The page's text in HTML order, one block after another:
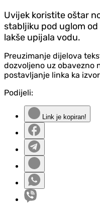
Uvijek koristite oštar
stabljiku pod uglom
lakše upijala vodu.
Preuzimanje dijelova
dozvoljeno uz obavezno
postavljanje linka ka
Podijeli:
Link je kopiran!